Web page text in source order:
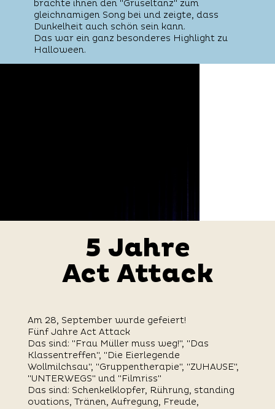
brachte ihnen den "Gruseltanz" zum
gleichnamigen Song bei und zeigte, dass
Dunkelheit auch schön sein kann.
Das war ein ganz besonderes Highlight zu
Halloween.
5 Jahre
Act Attack
5 Jahre
Act Attack
Am 28, September wurde gefeiert!
Fünf Jahre Act Attack
Das sind: "Frau Müller muss weg!", "Das
Klassentreffen", "Die Eierlegende
Wollmilchsau", "Gruppentherapie", "ZUHAUSE",
"UNTERWEGS" und "Filmriss"
Das sind: Schenkelklopfer, Rührung, standing
ovations, Tränen, Aufregung, Freude,